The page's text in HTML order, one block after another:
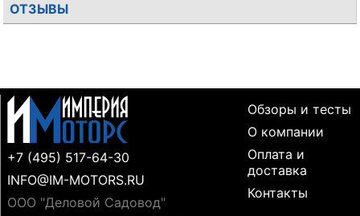
ОТЗЫВЫ
+7 (495) 517-64-30
INFO@IM-MOTORS.RU
ООО "Деловой Садовод"
Обзоры и тесты
О компании
Оплата и
доставка
Контакты